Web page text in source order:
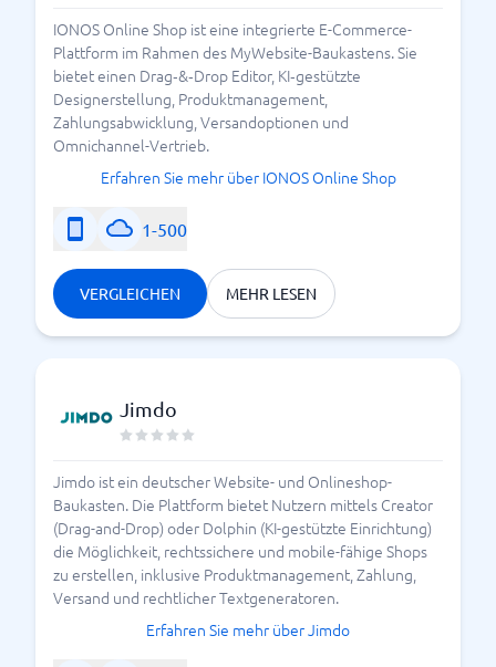
IONOS Online Shop ist eine integrierte E-Commerce-
Plattform im Rahmen des MyWebsite-Baukastens. Sie
bietet einen Drag‑&‑Drop Editor, KI‑gestützte
Designerstellung, Produktmanagement,
Zahlungsabwicklung, Versandoptionen und
Omnichannel-Vertrieb.
Erfahren Sie mehr über IONOS Online Shop
1-500
VERGLEICHEN MEHR LESEN
Jimdo
Jimdo ist ein deutscher Website- und Onlineshop-
Baukasten. Die Plattform bietet Nutzern mittels Creator
(Drag-and-Drop) oder Dolphin (KI-gestützte Einrichtung)
die Möglichkeit, rechtssichere und mobile-fähige Shops
zu erstellen, inklusive Produktmanagement, Zahlung,
Versand und rechtlicher Textgeneratoren.
Erfahren Sie mehr über Jimdo